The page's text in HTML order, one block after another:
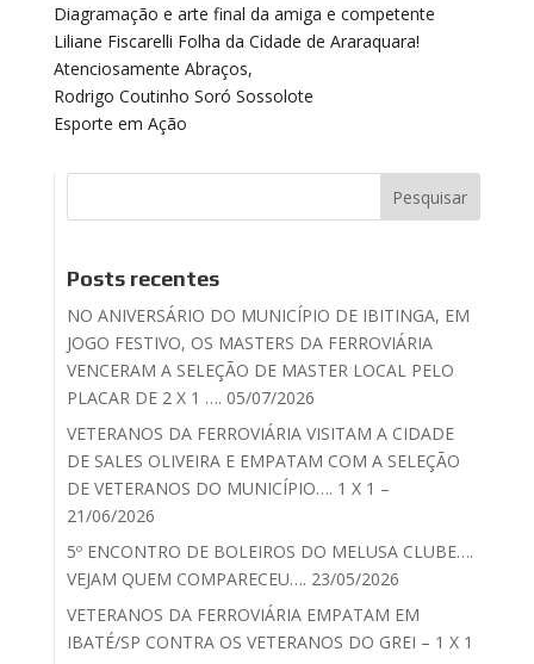
Diagramação e arte final da amiga e competente
Liliane Fiscarelli Folha da Cidade de Araraquara!
Atenciosamente Abraços,
Rodrigo Coutinho Soró Sossolote
Esporte em Ação
Posts recentes
NO ANIVERSÁRIO DO MUNICÍPIO DE IBITINGA, EM
JOGO FESTIVO, OS MASTERS DA FERROVIÁRIA
VENCERAM A SELEÇÃO DE MASTER LOCAL PELO
PLACAR DE 2 X 1 …. 05/07/2026
VETERANOS DA FERROVIÁRIA VISITAM A CIDADE
DE SALES OLIVEIRA E EMPATAM COM A SELEÇÃO
DE VETERANOS DO MUNICÍPIO…. 1 X 1 –
21/06/2026
5º ENCONTRO DE BOLEIROS DO MELUSA CLUBE….
VEJAM QUEM COMPARECEU…. 23/05/2026
VETERANOS DA FERROVIÁRIA EMPATAM EM
IBATÉ/SP CONTRA OS VETERANOS DO GREI – 1 X 1